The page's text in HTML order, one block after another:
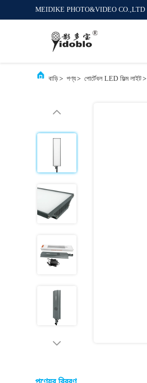
MEIDIKE PHOTO&VIDEO CO.,LTD
বাড়ি> পণ্য> পোর্টেবল LED ফিল্ম লাইট>